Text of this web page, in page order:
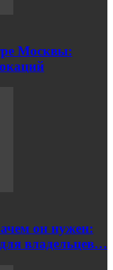
Москвы:
он нужен:
владельцев…